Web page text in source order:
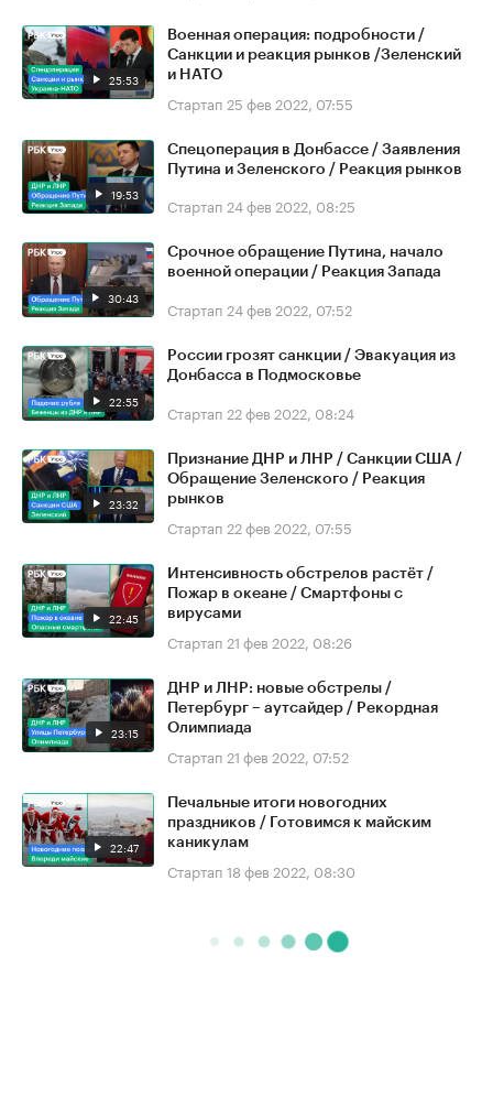
25:53
Военная операция: подробности /
Санкции и реакция рынков /Зеленский
и НАТО
Стартап 25 фев 2022, 07:55
19:53
Спецоперация в Донбассе / Заявления
Путина и Зеленского / Реакция рынков
Стартап 24 фев 2022, 08:25
30:43
Срочное обращение Путина, начало
военной операции / Реакция Запада
Стартап 24 фев 2022, 07:52
22:55
России грозят санкции / Эвакуация из
Донбасса в Подмосковье
Стартап 22 фев 2022, 08:24
23:32
Признание ДНР и ЛНР / Санкции США /
Обращение Зеленского / Реакция
рынков
Стартап 22 фев 2022, 07:55
22:45
Интенсивность обстрелов растёт /
Пожар в океане / Смартфоны с
вирусами
Стартап 21 фев 2022, 08:26
23:15
ДНР и ЛНР: новые обстрелы /
Петербург – аутсайдер / Рекордная
Олимпиада
Стартап 21 фев 2022, 07:52
22:47
Печальные итоги новогодних
праздников / Готовимся к майским
каникулам
Стартап 18 фев 2022, 08:30